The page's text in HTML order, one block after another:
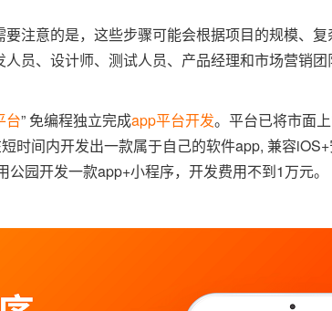
要注意的是，这些步骤可能会根据项目的规模、
员、设计师、测试人员、产品经理和市场营销
台” 免编程独立完成app平台开发。平台已将市面
时间内开发出一款属于自己的软件app, 兼容
园开发一款app+小程序，开发费用不到1万元。